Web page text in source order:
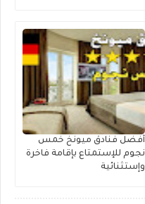
أفضل فنادق ميونخ خمس
نجوم للإستمتاع بإقامة فاخرة
وإستثنائية